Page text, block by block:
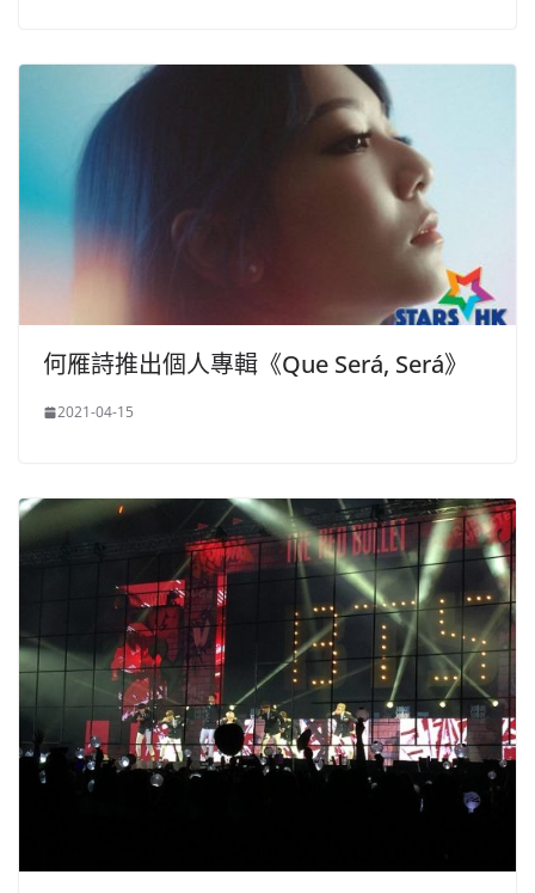
何雁詩推出個人專輯《Que Será, Será》
2021-04-15